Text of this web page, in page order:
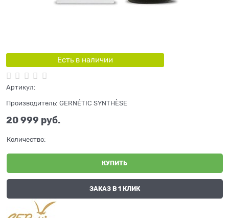
Есть в наличии
Артикул:
Производитель: GERNÉTIC SYNTHÈSE
20 999 руб.
Количество:
КУПИТЬ
ЗАКАЗ В 1 КЛИК